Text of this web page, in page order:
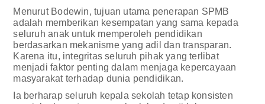
Menurut Bodewin, tujuan utama penerapan SPMB
adalah memberikan kesempatan yang sama kepada
seluruh anak untuk memperoleh pendidikan
berdasarkan mekanisme yang adil dan transparan.
Karena itu, integritas seluruh pihak yang terlibat
menjadi faktor penting dalam menjaga kepercayaan
masyarakat terhadap dunia pendidikan.
Ia berharap seluruh kepala sekolah tetap konsisten